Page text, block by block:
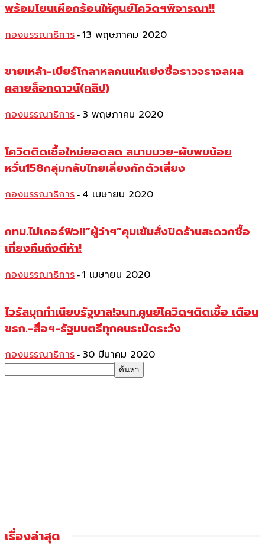
พร้อมโยนเผือกร้อนให้ศูนย์โควิดฯพิจารณา!!
กองบรรณาธิการ - 13 พฤษภาคม 2020
ขายเหล้า-เบียร์โกลาหลคนแห่แย่งซื้อราวจราจลผล
คลายล็อกดาวน์(คลิป)
กองบรรณาธิการ - 3 พฤษภาคม 2020
โควิดติดเชื้อใหม่ยอดลด สนามมวย-ผับพบน้อย
หวั่น158กลุ่มกลับไทยเลี่ยงกักตัวเสี่ยง
กองบรรณาธิการ - 4 เมษายน 2020
กทม.ไม่เคอร์ฟิว!!”ผู้ว่าฯ”คุมเข้มสั่งปิดร้านสะดวกซื้อ
เที่ยงคืนถึงตีห้า!
กองบรรณาธิการ - 1 เมษายน 2020
ไวรัสบุกทำเนียบรัฐบาล!จนท.ศูนย์โควิดฯติดเชื้อ เตือน
ขรก.-สื่อฯ-รัฐมนตรีทุกคนระมัดระวัง
กองบรรณาธิการ - 30 มีนาคม 2020
เรื่องล่าสุด